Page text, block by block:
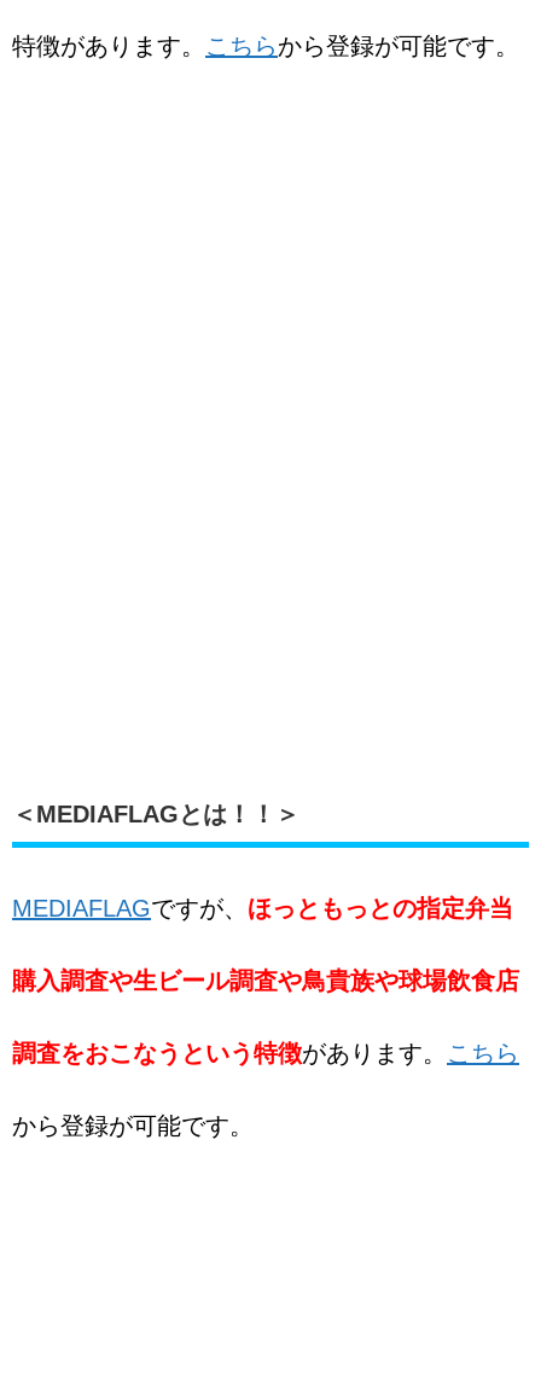
特徴があります。 こちらから登録が可能です。
＜MEDIAFLAGとは！！＞
MEDIAFLAGですが、 ほっともっとの指定弁当
購入調査や生ビール調査や鳥貴族や球場飲食店
調査をおこなうという特徴があります。 こちら
から登録が可能です。